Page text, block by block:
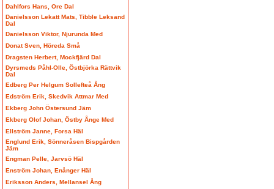
Dahlfors Hans, Ore Dal
Danielsson Lekatt Mats, Tibble Leksand
Dal
Danielsson Viktor, Njurunda Med
Donat Sven, Höreda Små
Dragsten Herbert, Mockfjärd Dal
Dyrsmeds Påhl-Olle, Östbjörka Rättvik
Dal
Edberg Per Helgum Sollefteå Ång
Edström Erik, Skedvik Attmar Med
Ekberg John Östersund Jäm
Ekberg Olof Johan, Östby Ånge Med
Ellström Janne, Forsa Häl
Englund Erik, Sönneråsen Bispgården
Jäm
Engman Pelle, Jarvsö Häl
Enström Johan, Enånger Häl
Eriksson Anders, Mellansel Ång